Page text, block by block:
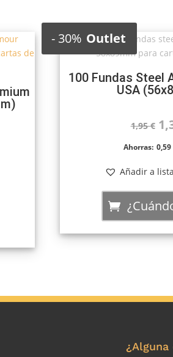
- 30% Outlet
100 Fundas Steel
USA
1,95€ El
Ahorras: 0,59
Añadir a
¿Alguna